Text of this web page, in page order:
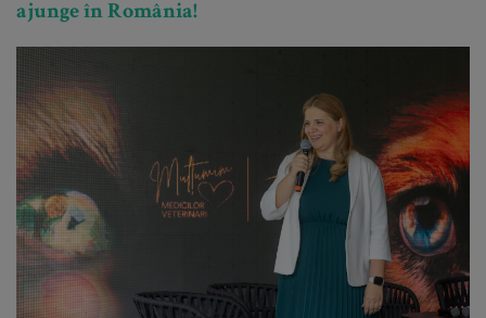
ajunge în România!